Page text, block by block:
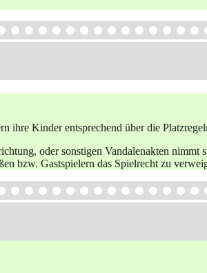
ihre Kinder entsprechend über die
oder sonstigen Vandalenakten
bzw. Gastspielern das Spielrecht zu